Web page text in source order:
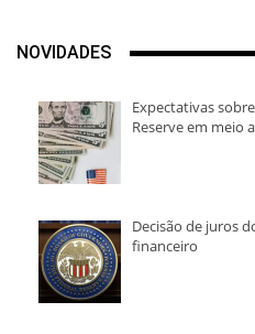
NOVIDADES
Expectativas
Reserve em meio
Decisão de juros
financeiro